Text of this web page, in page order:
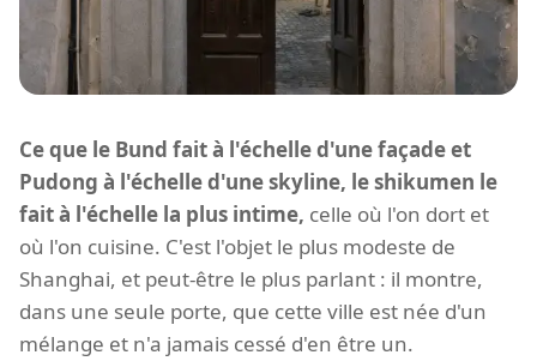
Ce que le Bund fait à l'échelle d'une façade et
Pudong à l'échelle d'une skyline, le shikumen le
fait à l'échelle la plus intime, celle où l'on dort et
où l'on cuisine. C'est l'objet le plus modeste de
Shanghai, et peut-être le plus parlant : il montre,
dans une seule porte, que cette ville est née d'un
mélange et n'a jamais cessé d'en être un.